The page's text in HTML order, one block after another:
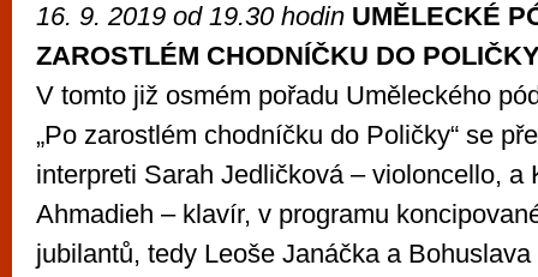
16. 9. 2019 od 19.30 hodin UMĚLECKÉ
ZAROSTLÉM CHODNÍČKU DO
V tomto již osmém pořadu Uměleckého
„Po zarostlém chodníčku do Poličky“ se
interpreti Sarah Jedličková – violoncello, a
Ahmadieh – klavír, v programu
jubilantů, tedy Leoše Janáčka a Bohuslava